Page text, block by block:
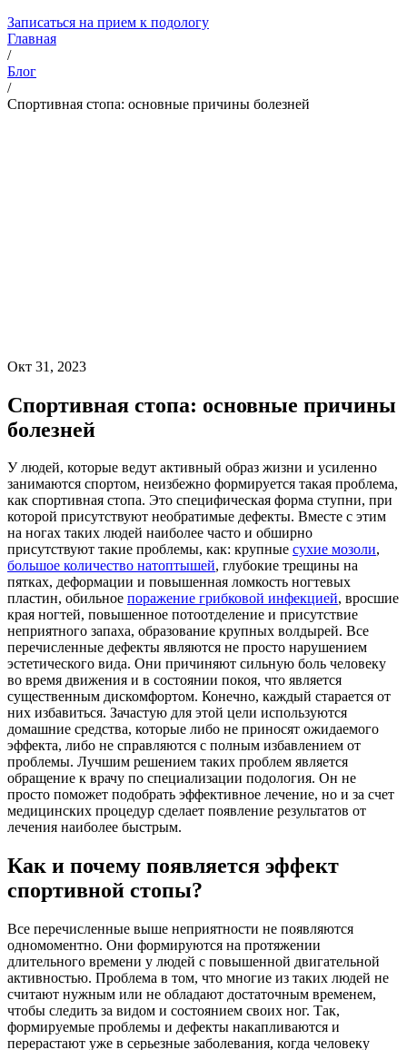
Записаться на прием к подологу
Главная
/
Блог
/
Спортивная стопа: основные причины болезней
Окт 31, 2023
Спортивная стопа: основные причины
болезней
У людей, которые ведут активный образ жизни и усиленно
занимаются спортом, неизбежно формируется такая проблема,
как спортивная стопа. Это специфическая форма ступни, при
которой присутствуют необратимые дефекты. Вместе с этим
на ногах таких людей наиболее часто и обширно
присутствуют такие проблемы, как: крупные сухие мозоли,
большое количество натоптышей, глубокие трещины на
пятках, деформации и повышенная ломкость ногтевых
пластин, обильное поражение грибковой инфекцией, вросшие
края ногтей, повышенное потоотделение и присутствие
неприятного запаха, образование крупных волдырей. Все
перечисленные дефекты являются не просто нарушением
эстетического вида. Они причиняют сильную боль человеку
во время движения и в состоянии покоя, что является
существенным дискомфортом. Конечно, каждый старается от
них избавиться. Зачастую для этой цели используются
домашние средства, которые либо не приносят ожидаемого
эффекта, либо не справляются с полным избавлением от
проблемы. Лучшим решением таких проблем является
обращение к врачу по специализации подология. Он не
просто поможет подобрать эффективное лечение, но и за счет
медицинских процедур сделает появление результатов от
лечения наиболее быстрым.
Как и почему появляется эффект
спортивной стопы?
Все перечисленные выше неприятности не появляются
одномоментно. Они формируются на протяжении
длительного времени у людей с повышенной двигательной
активностью. Проблема в том, что многие из таких людей не
считают нужным или не обладают достаточным временем,
чтобы следить за видом и состоянием своих ног. Так,
формируемые проблемы и дефекты накапливаются и
перерастают уже в серьезные заболевания, когда человеку